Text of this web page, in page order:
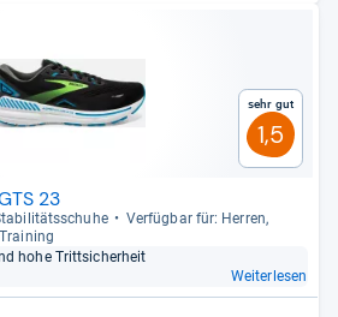
Sehr gut
1,5
23
Ver­füg­bar für: Her­ren,
hohe Tritt­si­cher­heit
Weiterlesen